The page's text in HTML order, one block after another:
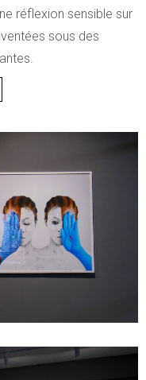
réflexion sensible sur
sous des